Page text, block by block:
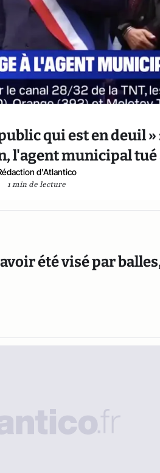
qui est en deuil
l'agent municipal tué
d'Atlantico
1 min de lecture
été visé par